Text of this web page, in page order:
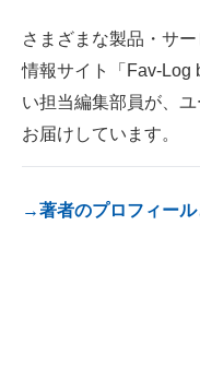
電子設計の基本と応用
建設×テクノロジーの最
ちょっと気になるネッ
さまざまな製品・サ
情報サイト「Fav-Log
い担当編集部員が、
お届けしています。
→著者のプロフィー